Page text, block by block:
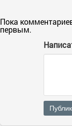
Пока
первым.